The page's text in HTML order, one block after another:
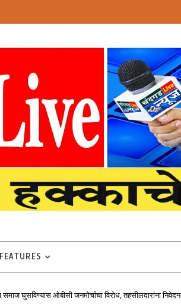
FEATURES
घुसविण्यास ओबीसी जनमोर्चाचा विरोध, तहसीलदारांना निवेदन